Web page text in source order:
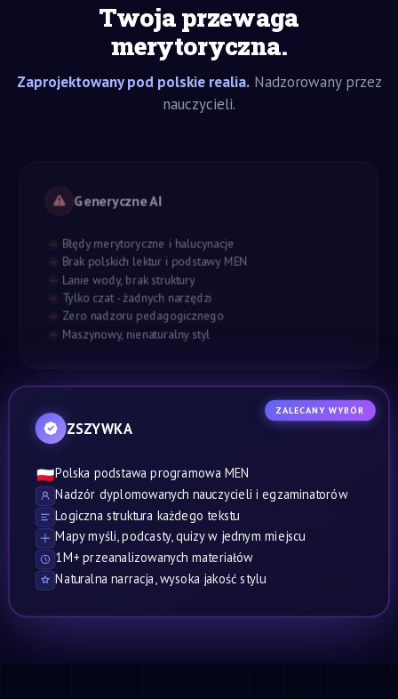
Twoja przewaga
merytoryczna.
Zaprojektowany pod polskie realia.Nadzorowany przez
nauczycieli.
Generyczne AI
Błędy merytoryczne i halucynacje
Brak polskich lektur i podstawy MEN
Lanie wody, brak struktury
Tylko czat - żadnych narzędzi
Zero nadzoru pedagogicznego
Maszynowy, nienaturalny styl
ZALECANY WYBÓR
ZSZYWKA
🇵🇱Polska podstawa programowa MEN
Nadzór dyplomowanych nauczycieli i egzaminatorów
Logiczna struktura każdego tekstu
Mapy myśli, podcasty, quizy w jednym miejscu
1M+ przeanalizowanych materiałów
Naturalna narracja, wysoka jakość stylu